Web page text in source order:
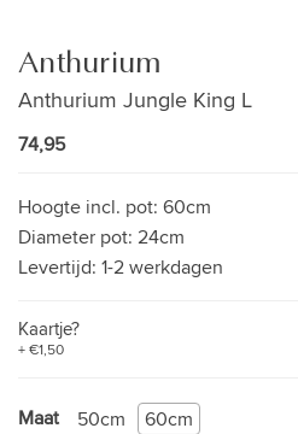
Anthurium
Anthurium Jungle King L
74,95
Hoogte incl. pot: 60cm
Diameter pot: 24cm
Levertijd: 1-2 werkdagen
Kaartje?
+ €1,50
Maat 60cm
50cm